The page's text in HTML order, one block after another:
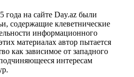
года на сайте Day.az были
содержащие клеветнические
информационного
материалах автор пытается
как зависимое от западного
интересам